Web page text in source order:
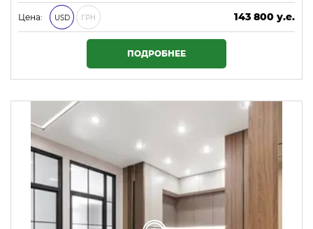
Цена: USD ГРН
143 800 у.е.
6 183 400 ₴
ПОДРОБНЕЕ